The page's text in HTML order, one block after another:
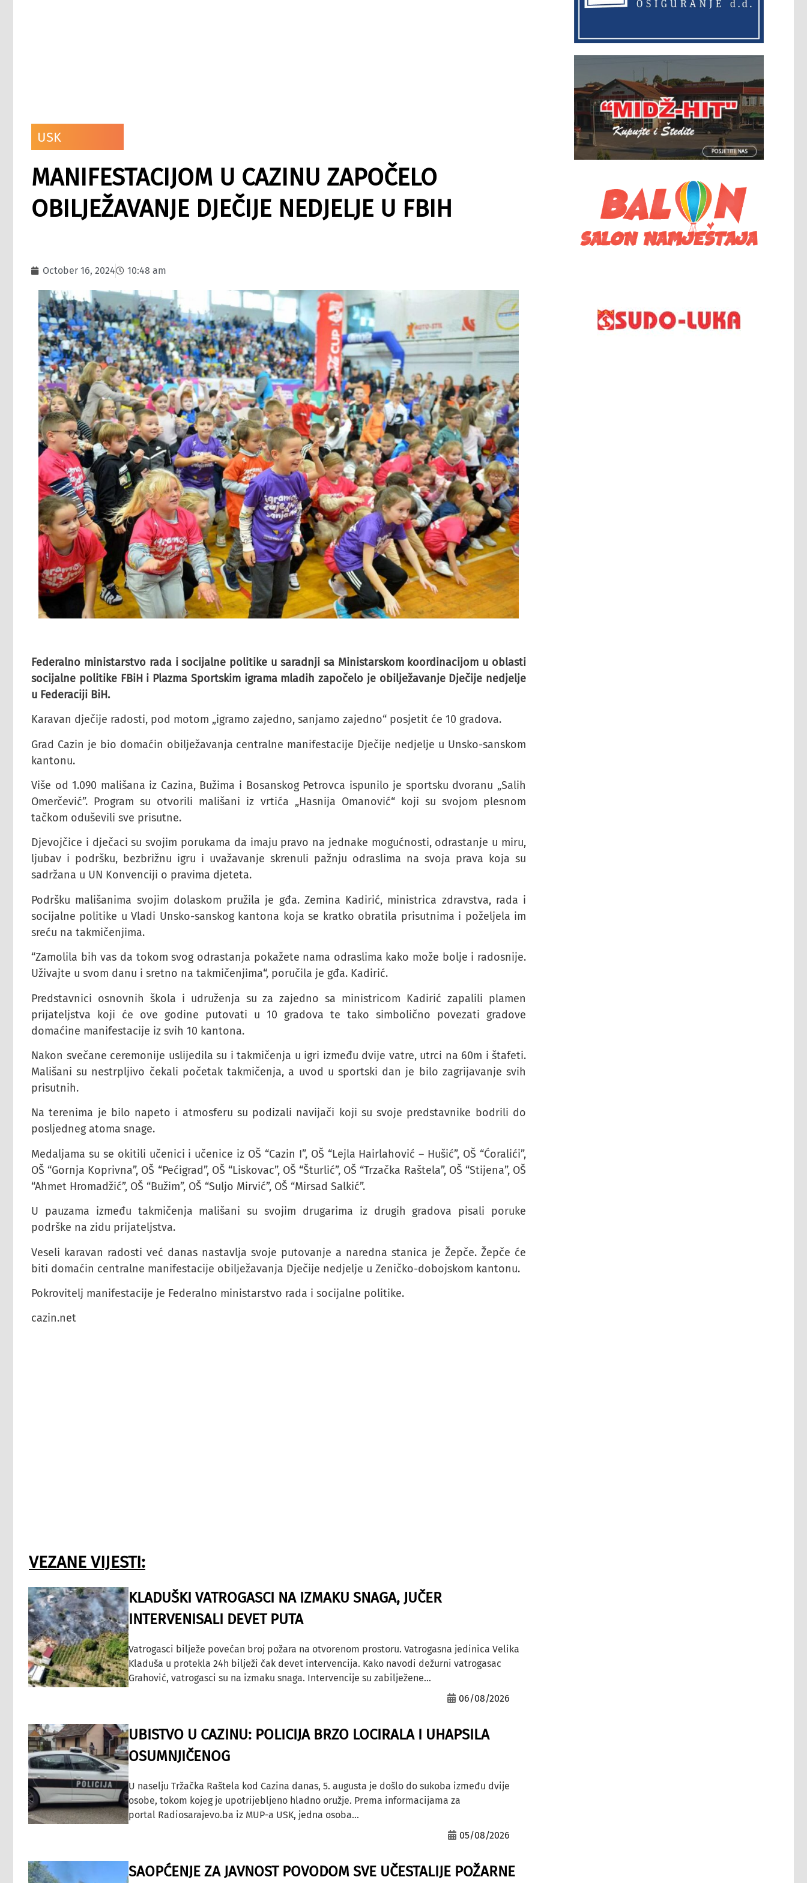
USK
MANIFESTACIJOM U CAZINU ZAPOČELO
OBILJEŽAVANJE DJEČIJE NEDJELJE U FBIH
October 16, 2024 10:48 am
Federalno ministarstvo rada i socijalne politike u saradnji sa Ministarskom koordinacijom u oblasti
socijalne politike FBiH i Plazma Sportskim igrama mladih započelo je obilježavanje Dječije nedjelje
u Federaciji BiH.
Karavan dječije radosti, pod motom „igramo zajedno, sanjamo zajedno“ posjetit će 10 gradova.
Grad Cazin je bio domaćin obilježavanja centralne manifestacije Dječije nedjelje u Unsko-sanskom
kantonu.
Više od 1.090 mališana iz Cazina, Bužima i Bosanskog Petrovca ispunilo je sportsku dvoranu „Salih
Omerčević”. Program su otvorili mališani iz vrtića „Hasnija Omanović“ koji su svojom plesnom
tačkom oduševili sve prisutne.
Djevojčice i dječaci su svojim porukama da imaju pravo na jednake mogućnosti, odrastanje u miru,
ljubav i podršku, bezbrižnu igru i uvažavanje skrenuli pažnju odraslima na svoja prava koja su
sadržana u UN Konvenciji o pravima djeteta.
Podršku mališanima svojim dolaskom pružila je gđa. Zemina Kadirić, ministrica zdravstva, rada i
socijalne politike u Vladi Unsko-sanskog kantona koja se kratko obratila prisutnima i poželjela im
sreću na takmičenjima.
“Zamolila bih vas da tokom svog odrastanja pokažete nama odraslima kako može bolje i radosnije.
Uživajte u svom danu i sretno na takmičenjima“, poručila je gđa. Kadirić.
Predstavnici osnovnih škola i udruženja su za zajedno sa ministricom Kadirić zapalili plamen
prijateljstva koji će ove godine putovati u 10 gradova te tako simbolično povezati gradove
domaćine manifestacije iz svih 10 kantona.
Nakon svečane ceremonije uslijedila su i takmičenja u igri između dvije vatre, utrci na 60m i štafeti.
Mališani su nestrpljivo čekali početak takmičenja, a uvod u sportski dan je bilo zagrijavanje svih
prisutnih.
Na terenima je bilo napeto i atmosferu su podizali navijači koji su svoje predstavnike bodrili do
posljedneg atoma snage.
Medaljama su se okitili učenici i učenice iz OŠ “Cazin I”, OŠ “Lejla Hairlahović – Hušić”, OŠ “Ćoralići”,
OŠ “Gornja Koprivna”, OŠ “Pećigrad”, OŠ “Liskovac”, OŠ “Šturlić”, OŠ “Trzačka Raštela”, OŠ “Stijena”, OŠ
“Ahmet Hromadžić”, OŠ “Bužim”, OŠ “Suljo Mirvić”, OŠ “Mirsad Salkić”.
U pauzama između takmičenja mališani su svojim drugarima iz drugih gradova pisali poruke
podrške na zidu prijateljstva.
Veseli karavan radosti već danas nastavlja svoje putovanje a naredna stanica je Žepče. Žepče će
biti domaćin centralne manifestacije obilježavanja Dječije nedjelje u Zeničko-dobojskom kantonu.
Pokrovitelj manifestacije je Federalno ministarstvo rada i socijalne politike.
cazin.net
VEZANE VIJESTI:
KLADUŠKI VATROGASCI NA IZMAKU SNAGA, JUČER
INTERVENISALI DEVET PUTA
Vatrogasci bilježe povećan broj požara na otvorenom prostoru. Vatrogasna jedinica Velika
Kladuša u protekla 24h bilježi čak devet intervencija. Kako navodi dežurni vatrogasac
Grahović, vatrogasci su na izmaku snaga. Intervencije su zabilježene...
06/08/2026
UBISTVO U CAZINU: POLICIJA BRZO LOCIRALA I UHAPSILA
OSUMNJIČENOG
U naselju Tržačka Raštela kod Cazina danas, 5. augusta je došlo do sukoba između dvije
osobe, tokom kojeg je upotrijebljeno hladno oružje. Prema informacijama za
portal Radiosarajevo.ba iz MUP-a USK, jedna osoba...
05/08/2026
SAOPĆENJE ZA JAVNOST POVODOM SVE UČESTALIJE POŽARNE